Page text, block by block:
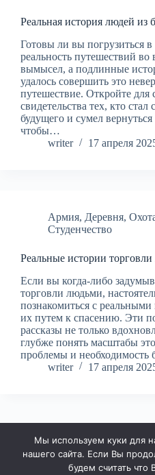
Реальная история людей из
Готовы ли вы погрузиться
реальность путешествий
вымысел, а подлинные
удалось совершить это
путешествие. Откройте для
свидетельства тех, кто стал
будущего и сумел
чтобы…
writer
17 апреля
Армия, Деревня,
Студенчество
Реальные истории
Если вы когда-либо
торговли людьми,
познакомиться с
их путем к спасению. Эти
рассказы не только
глубже понять масштабы
проблемы и необходимость
writer
17 апреля
Мы используем куки для
нашего сайта. Если Вы
будем считать что